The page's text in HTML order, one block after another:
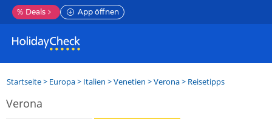
% Deals App öffnen
Startseite> Europa> Italien >Venetien >Verona> Reisetipps
Verona